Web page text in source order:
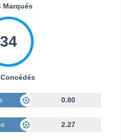
Marqués
34
0.80
2.27